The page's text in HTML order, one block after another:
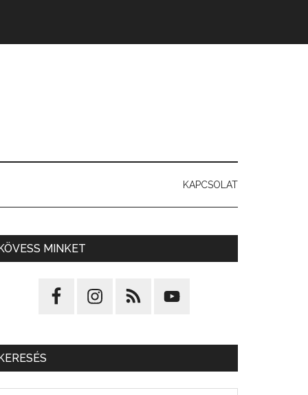
KAPCSOLAT
MINKET